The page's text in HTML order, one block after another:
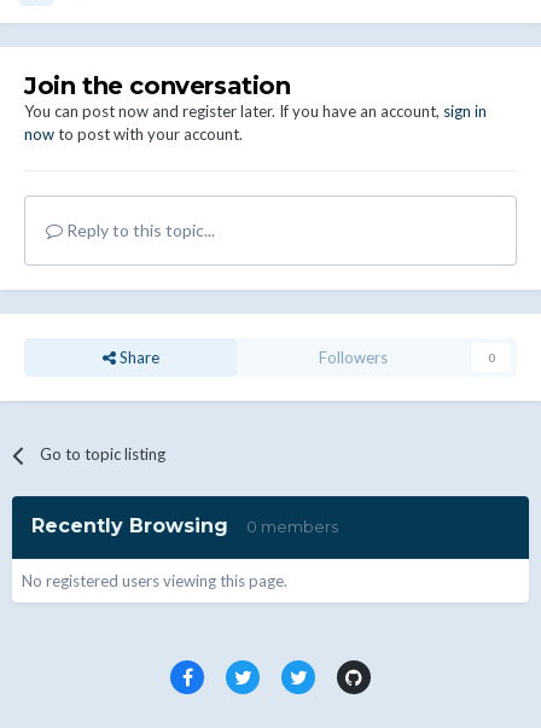
Join the conversation
You can post now and register later. If you have an account, sign in
nowto post with your account.
Reply to this topic...
Share Followers 0
Go to topic listing
Recently Browsing 0 members
No registered users viewing this page.